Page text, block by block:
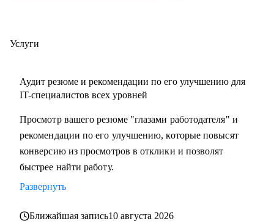
МГУ, кандидат наук.
• Профориентация в IT, рекомендации по обучению.
• Карьерный коучинг, преодоление выгорания.
• Оценка уровня и вашей стоимости на рынке.
• Обучение и индивидуальное менторство.
Кому могу помочь:
• Опытным IT-специалистам уровней junior, middle и senior.
Услуги
Аудит резюме и рекомендации по его улучшению для
IT-специалистов всех уровней
Просмотр вашего резюме "глазами работодателя" и
рекомендации по его улучшению, которые повысят
конверсию из просмотров в отклики и позволят
быстрее найти работу.
Развернуть
Ближайшая запись10 августа 2026